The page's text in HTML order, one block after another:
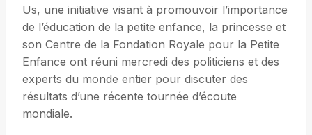
Us, une initiative visant à promouvoir l’importance
de l’éducation de la petite enfance, la princesse et
son Centre de la Fondation Royale pour la Petite
Enfance ont réuni mercredi des politiciens et des
experts du monde entier pour discuter des
résultats d’une récente tournée d’écoute
mondiale.